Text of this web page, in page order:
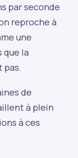
par seconde
reproche à
une
que la
pas.
de
à plein
à ces